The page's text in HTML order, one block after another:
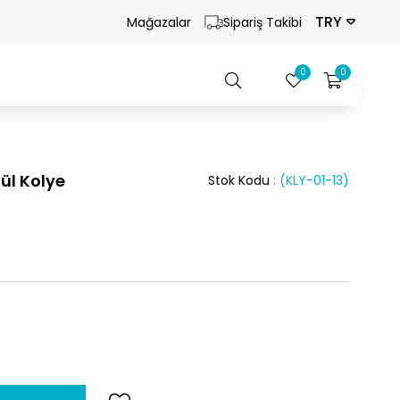
Mağazalar Sipariş Takibi TRY
0
0
Kolye (KLY-01-13)
Stok Kodu